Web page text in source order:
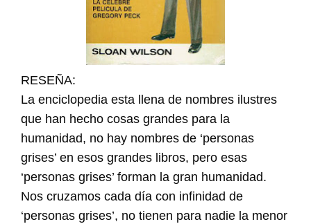
RESEÑA:
La enciclopedia esta llena de nombres ilustres
que han hecho cosas grandes para la
humanidad, no hay nombres de ‘personas
grises’ en esos grandes libros, pero esas
‘personas grises’ forman la gran humanidad.
Nos cruzamos cada día con infinidad de
‘personas grises’, no tienen para nadie la menor